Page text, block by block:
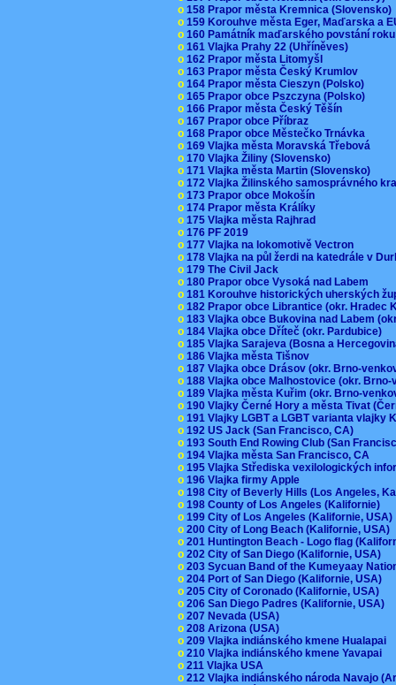
o 158 Prapor města Kremnica (Slovensko)
o 159 Korouhve města Eger, Maďarska a
o 160 Památník maďarského povstání
o 161 Vlajka Prahy 22 (Uhříněves)
o 162 Prapor města Litomyšl
o 163 Prapor města Český Krumlov
o 164 Prapor města Cieszyn (Polsko)
o 165 Prapor obce Pszczyna (Polsko)
o 166 Prapor města Český Těšín
o 167 Prapor obce Příbraz
o 168 Prapor obce Městečko Trnávka
o 169 Vlajka města Moravská Třebová
o 170 Vlajka Žiliny (Slovensko)
o 171 Vlajka města Martin (Slovensko)
o 172 Vlajka Žilinského samosprávného
o 173 Prapor obce Mokošín
o 174 Prapor města Králíky
o 175 Vlajka města Rajhrad
o 176 PF 2019
o 177 Vlajka na lokomotivě Vectron
o 178 Vlajka na půl žerdi na katedrále v
o 179 The Civil Jack
o 180 Prapor obce Vysoká nad Labem
o 181 Korouhve historických uherských
o 182 Prapor obce Librantice (okr. Hradec
o 183 Vlajka obce Bukovina nad Labem
o 184 Vlajka obce Dříteč (okr. Pardubice)
o 185 Vlajka Sarajeva (Bosna a
o 186 Vlajka města Tišnov
o 187 Vlajka obce Drásov (okr. Brno-
o 188 Vlajka obce Malhostovice (okr.
o 189 Vlajka města Kuřim (okr. Brno-
o 190 Vlajky Černé Hory a města Tivat
o 191 Vlajky LGBT a LGBT varianta vlajky
o 192 US Jack (San Francisco, CA)
o 193 South End Rowing Club (San
o 194 Vlajka města San Francisco, CA
o 195 Vlajka Střediska vexilologických
o 196 Vlajka firmy Apple
o 198 City of Beverly Hills (Los Angeles,
o 198 County of Los Angeles (Kalifornie)
o 199 City of Los Angeles (Kalifornie,
o 200 City of Long Beach (Kalifornie, USA)
o 201 Huntington Beach - Logo flag
o 202 City of San Diego (Kalifornie, USA)
o 203 Sycuan Band of the Kumeyaay
o 204 Port of San Diego (Kalifornie, USA)
o 205 City of Coronado (Kalifornie, USA)
o 206 San Diego Padres (Kalifornie, USA)
o 207 Nevada (USA)
o 208 Arizona (USA)
o 209 Vlajka indiánského kmene Hualapai
o 210 Vlajka indiánského kmene Yavapai
o 211 Vlajka USA
o 212 Vlajka indiánského národa Navajo